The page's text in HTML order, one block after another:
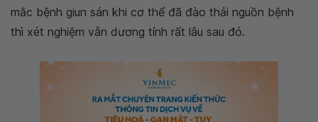
mắc bệnh giun sán khi cơ thể đã đào thải nguồn bệnh
thì xét nghiệm vẫn dương tính rất lâu sau đó.